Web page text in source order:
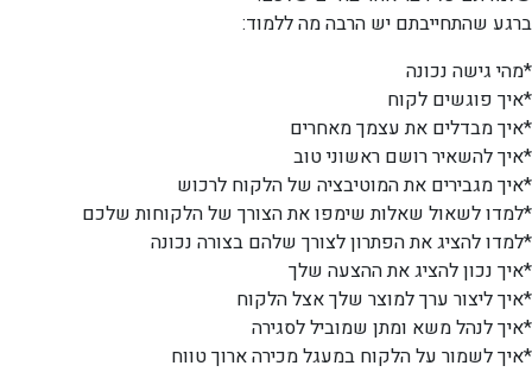
ברגע שהתחייבתם יש הרבה מה ללמוד:
*מהי גישה נכונה
*איך פוגשים לקוח
*איך מבדלים את עצמך מאחרים
*איך להשאיר רושם ראשוני טוב
*איך מגבירים את המוטיבציה של הלקוח לרכוש
*למדו לשאול שאלות שימפו את הצורך של הלקוחות שלכם
*למדו להציג את הפתרון לצורך שלהם בצורה נכונה
*איך נכון להציג את ההצעה שלך
*איך ליצור ערך למוצר שלך אצל הלקוח
*איך לנהל משא ומתן שמוביל לסגירה
*איך לשמור על הלקוח במעגל מכירה ארוך טווח